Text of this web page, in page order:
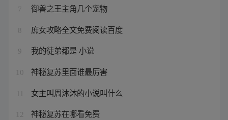
7 御兽之王主角几个宠物
8 庶女攻略全文免费阅读百度
9 我的徒弟都是 小说
10 神秘复苏里面谁最厉害
女主叫周沐沐的小说叫什么
12 神秘复苏在哪看免费